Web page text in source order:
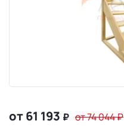
от 61 193 ₽ от 74 044₽